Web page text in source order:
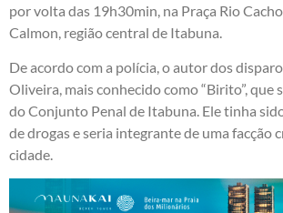
por volta das 19h30min, na Praça Rio
Calmon, região central de Itabuna.
De acordo com a polícia, o autor dos
Oliveira, mais conhecido como “Birito”, que
do Conjunto Penal de Itabuna. Ele tinha
de drogas e seria integrante de uma facção
cidade.